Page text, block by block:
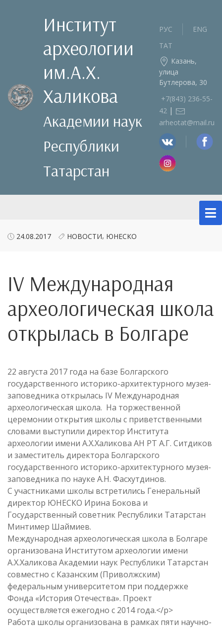
Институт
археологии
им.А.Х.
Халикова
Академии наук
Республики
Татарстан
РУС
ENG
ТАТ
Казань,
улица
Бутлерова, 30
+7(843) 236‑55-
42 |
arheotat@mail.ru
24.08.2017 НОВОСТИ, ЮНЕСКО
IV Международная
археологическая школа
открылась в Болгаре
22 августа 2017 года на базе Болгарского
государственного историко-архитектурного музея-
заповедника открылась IV Международная
археологическая школа. На торжественной
церемонии открытия школы с приветственными
словами выступили директор Института
археологии имени А.Х.Халикова АН РТ А.Г. Ситдиков
и заместитель директора Болгарского
государственного историко-архитектурного музея-
заповедника по науке А.Н. Фасхутдинов.
С участниками школы встретились Генеральный
директор ЮНЕСКО Ирина Бокова и
Государственный советник Республики Татарстан
Минтимер Шаймиев.
Международная археологическая школа в Болгаре
организована Институтом археологии имени
А.Х.Халикова Академии наук Республики Татарстан
совместно с Казанским (Приволжским)
федеральным университетом при поддержке
Фонда «История Отечества». Проект
осуществляется ежегодно с 2014 года.</p>
Работа школы организована в рамках пяти научно-